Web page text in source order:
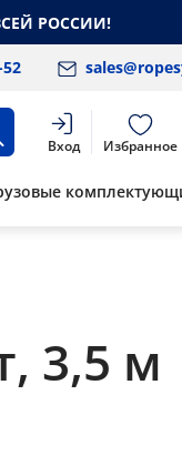
РОССИИ!
Вход Избранное
3,5 м